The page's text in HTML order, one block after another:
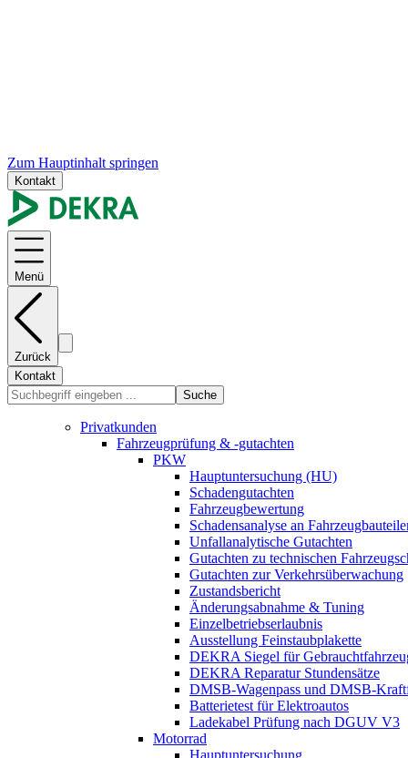
Zum Hauptinhalt springen
Kontakt
Menü
Zurück
Kontakt
Suche
Privatkunden
Fahrzeugprüfung & -gutachten
PKW
Hauptuntersuchung (HU)
Schadengutachten
Fahrzeugbewertung
Schadensanalyse an
Unfallanalytische Gutachten
Gutachten zu technischen
Gutachten zur Verkehrsüberwachung
Zustandsbericht
Änderungsabnahme & Tuning
Einzelbetriebserlaubnis
Ausstellung Feinstaubplakette
DEKRA Siegel für
DEKRA Reparatur Stundensätze
DMSB-Wagenpass und DMSB-
Batterietest für Elektroautos
Ladekabel Prüfung nach DGUV V3
Motorrad
Hauptuntersuchung